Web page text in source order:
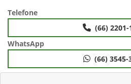
Telefone
(66) 2201-
WhatsApp
(66) 3545-